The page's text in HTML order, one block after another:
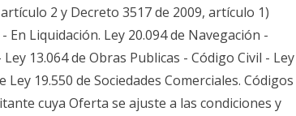
2 y Decreto 3517 de 2009, artículo 1)
En Liquidación. Ley 20.094 de Navegación -
13.064 de Obras Publicas - Código Civil - Ley
19.550 de Sociedades Comerciales. Códigos
cuya Oferta se ajuste a las condiciones y